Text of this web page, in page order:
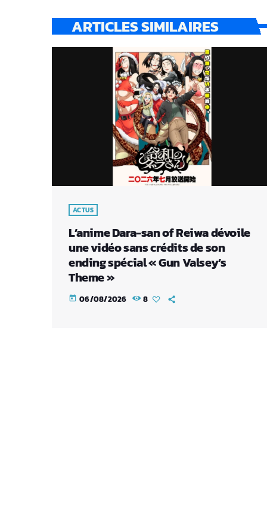
ARTICLES SIMILAIRES
ACTUS
L’anime Dara-san of Reiwa dévoile
une vidéo sans crédits de son
ending spécial « Gun Valsey’s
Theme »
today 06/08/2026 8